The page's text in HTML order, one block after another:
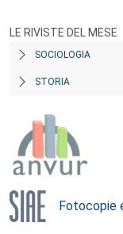
LE RIVISTE DEL MESE
SOCIOLOGIA
STORIA
Fotocopie